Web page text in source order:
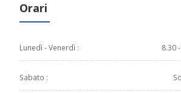
Orari
Lunedì - Venerdì : 8.30
Sabato :